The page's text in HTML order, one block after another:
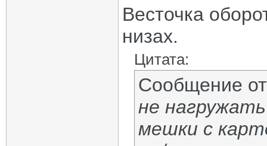
Весточка
низах.
Цитата:
Сообщение
не
мешки с